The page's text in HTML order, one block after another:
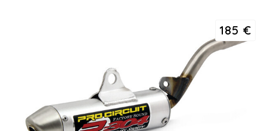
185 €